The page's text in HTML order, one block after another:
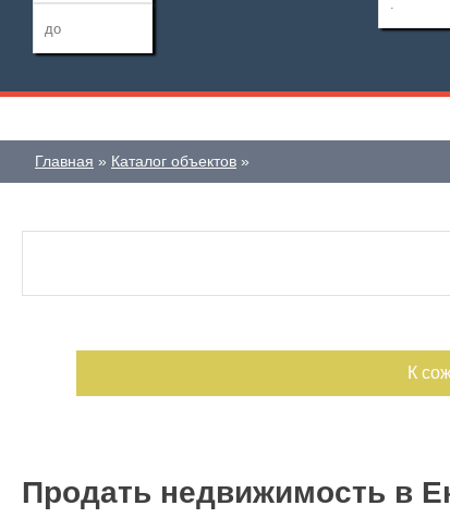
С фото
Главная Каталог объектов
К
Продать недвижимость в